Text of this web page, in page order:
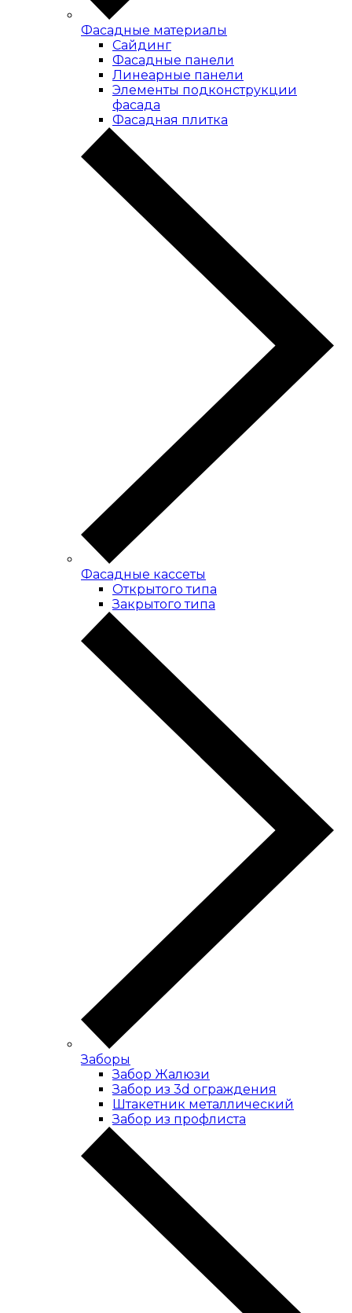
Фасадные материалы
Сайдинг
Фасадные панели
Линеарные панели
Элементы подконструкции
фасада
Фасадная плитка
Фасадные кассеты
Открытого типа
Закрытого типа
Заборы
Забор Жалюзи
Забор из 3d ограждения
Штакетник металлический
Забор из профлиста